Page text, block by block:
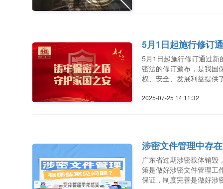
5月1日起施行修订
5月1日起施行修订通过新
密法的修订颁布，是我国
权、安全、发展利益提供
2025-07-25 14:11:32
涉密文件管理中存
广东省过期涉密载体销毁
策是做好涉密文件管理工
保证，制度完善是做好涉